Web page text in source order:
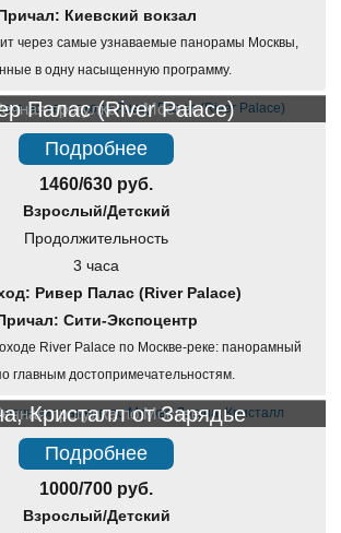
Киевский вокзал
через самые узнаваемые панорамы Москвы,
в одну насыщенную программу.
прогулка по Москве
Палас (River Palace)
Подробнее
1460/630 руб.
Взрослый/Детский
Продолжительность
3 часа
Ривер Палас (River Palace)
Сити-Экспоцентр
River Palace по Москве-реке: панорамный
главным достопримечательностям.
прогулка по Москве
Кристалл от Зарядье
Подробнее
1000/700 руб.
Взрослый/Детский